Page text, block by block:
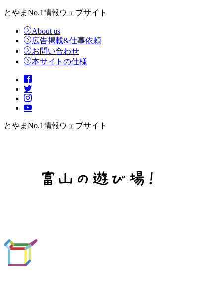
とやまNo.1情報ウェブサイト
About us
広告掲載&仕事依頼
お問い合わせ
本サイトの仕様
とやまNo.1情報ウェブサイト